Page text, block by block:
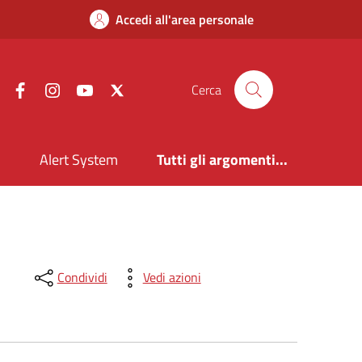
Accedi all'area personale
FacebookInstagramYouTube Cerca
Alert System Tutti gli argomenti...
Condividi Vedi azioni